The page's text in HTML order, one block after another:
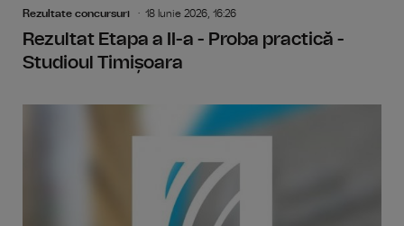
Rezultate concursuri 18 Iunie 2026, 16:26
Rezultat Etapa a II-a - Proba practică -
Studioul Timișoara